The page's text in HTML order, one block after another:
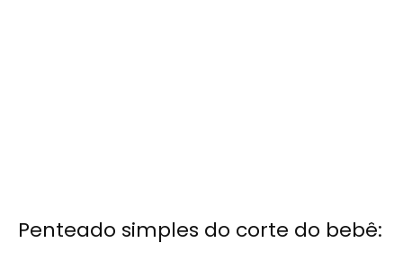
Penteado simples do corte do bebê: